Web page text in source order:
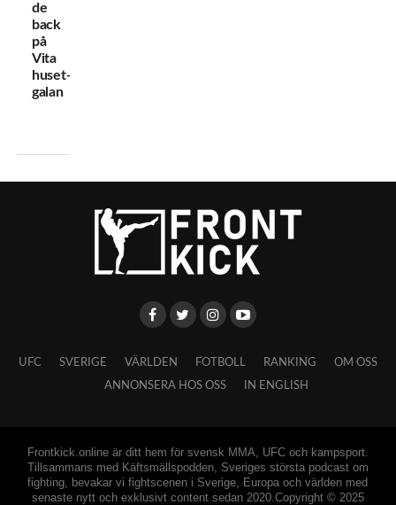
de
back
på
Vita
huset-
galan
UFC SVERIGE VÄRLDEN FOTBOLL RANKING OM OSS
ANNONSERA HOS OSS IN ENGLISH
Frontkick.online är ditt hem för svensk MMA, UFC och kampsport.
Tillsammans med Käftsmällspodden, Sveriges största podcast om
fighting, bevakar vi fightscenen i Sverige, Europa och världen med
senaste nytt och exklusivt content sedan 2020.Copyright © 2025